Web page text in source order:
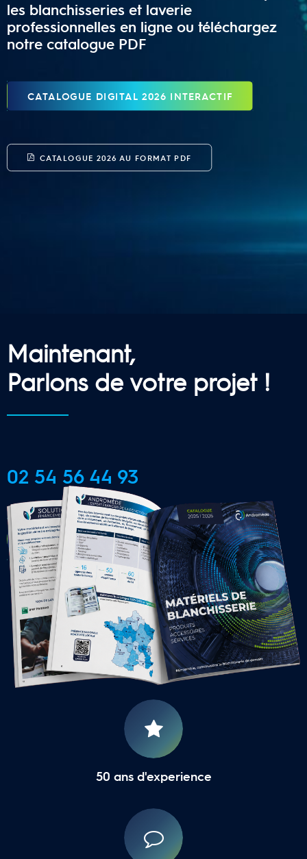
les blanchisseries et laverie
professionnelles en ligne ou téléchargez
notre catalogue PDF
CATALOGUE DIGITAL 2026 INTERACTIF
CATALOGUE 2026 AU FORMAT PDF
Maintenant,
Parlons de votre projet !
02 54 56 44 93
CONTACTER UNE AGENCE
LOCALE
16 Agences Régionales
50 ans d'experience